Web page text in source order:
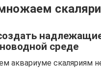
среде
аквариуме скаляриям